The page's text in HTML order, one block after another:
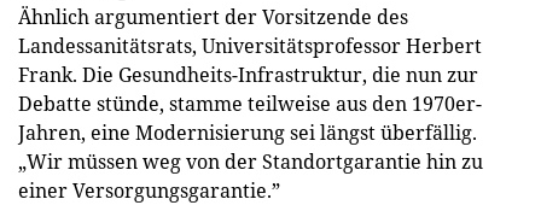
Ähnlich argumentiert der Vorsitzende des
Landessanitätsrats, Universitätsprofessor Herbert
Frank. Die Gesundheits-Infrastruktur, die nun zur
Debatte stünde, stamme teilweise aus den 1970er-
Jahren, eine Modernisierung sei längst überfällig.
„Wir müssen weg von der Standortgarantie hin zu
einer Versorgungsgarantie.”